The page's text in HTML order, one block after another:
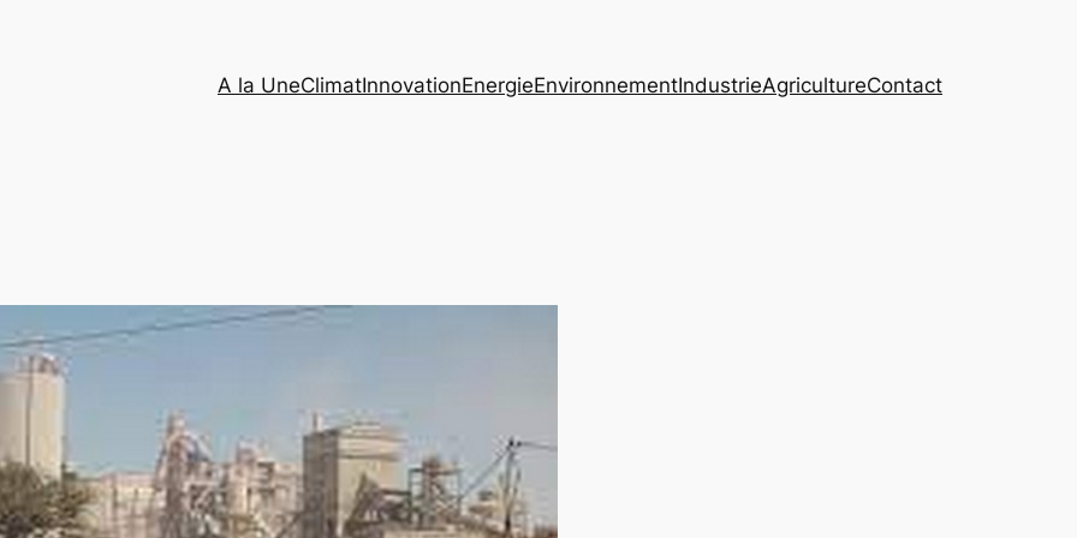
A la UneClimatInnovationEnergieEnvironnementIndustrieAgricultureContact